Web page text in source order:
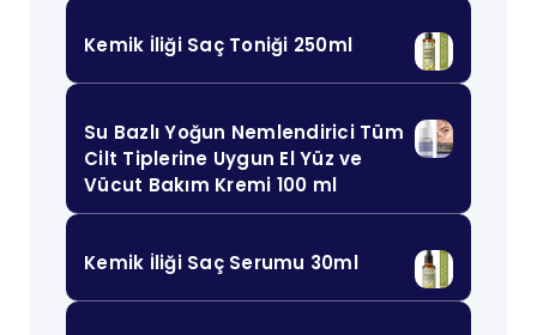
Kemik İliği Saç Toniği 250ml
Su Bazlı Yoğun Nemlendirici Tüm
Cilt Tiplerine Uygun El Yüz ve
Vücut Bakım Kremi 100 ml
Kemik İliği Saç Serumu 30ml